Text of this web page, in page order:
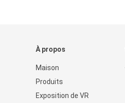
À propos
Maison
Produits
Exposition de VR